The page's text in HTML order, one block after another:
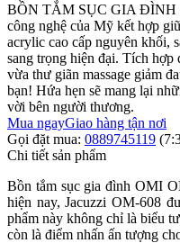
BỒN TẮM SỤC GIA ĐÌNH
công nghệ của Mỹ kết hợp
acrylic cao cấp nguyên khối,
sang trọng hiện đại. Tích hợp
vừa thư giãn massage giảm
bạn! Hứa hẹn sẽ mang lại
vời bên người thương.
Mua ngayGiao hàng tận nơi
Gọi đặt mua: 0889745119
Chi tiết sản phẩm
Bồn tắm sục gia đình OMI
hiện nay, Jacuzzi OM-608
phẩm này không chỉ là biểu
còn là điểm nhấn ấn tượng